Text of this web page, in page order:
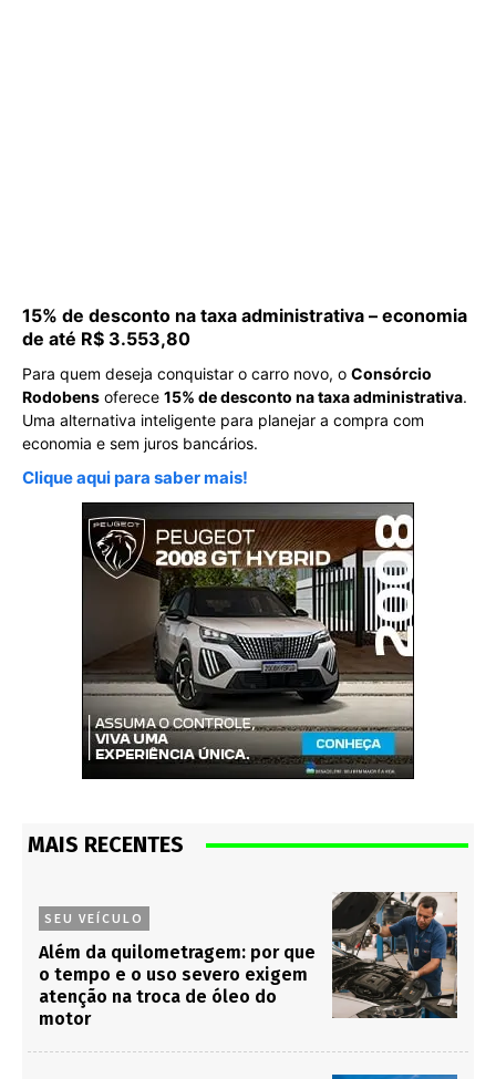
15% de desconto na taxa administrativa – economia
de até R$ 3.553,80
Para quem deseja conquistar o carro novo, o Consórcio
Rodobens oferece 15% de desconto na taxa administrativa.
Uma alternativa inteligente para planejar a compra com
economia e sem juros bancários.
Clique aqui para saber mais!
MAIS RECENTES
SEU VEÍCULO
Além da quilometragem: por que
o tempo e o uso severo exigem
atenção na troca de óleo do
motor